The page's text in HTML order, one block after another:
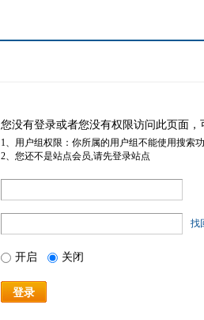
您没有登录或者您没有权限访问此页面
1、用户组权限：你所属的用户组不能使用搜索
2、您还不是站点会员,请先登录站点
找
开启 关闭
登录